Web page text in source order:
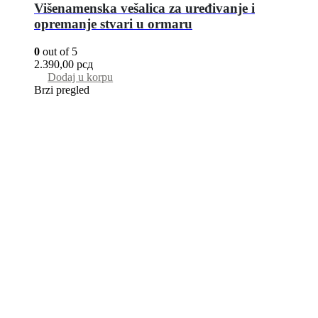
Višenamenska vešalica za uređivanje i
opremanje stvari u ormaru
0 out of 5
2.390,00 рсд
Dodaj u korpu
Brzi pregled